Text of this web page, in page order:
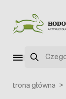
Szukaj
Strona główna >